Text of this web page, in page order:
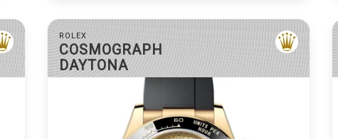
ROLEX
COSMOGRAPH
DAYTONA